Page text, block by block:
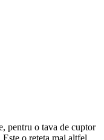
pentru o tava de cuptor
o reteta mai altfel,